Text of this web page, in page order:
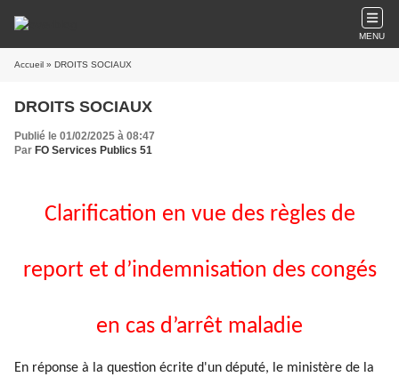
MENU
Accueil » DROITS SOCIAUX
DROITS SOCIAUX
Publié le 01/02/2025 à 08:47
Par FO Services Publics 51
Clarification en vue des règles de
report et d’indemnisation des congés
en cas d’arrêt maladie
En réponse à la question écrite d'un député, le ministère de la